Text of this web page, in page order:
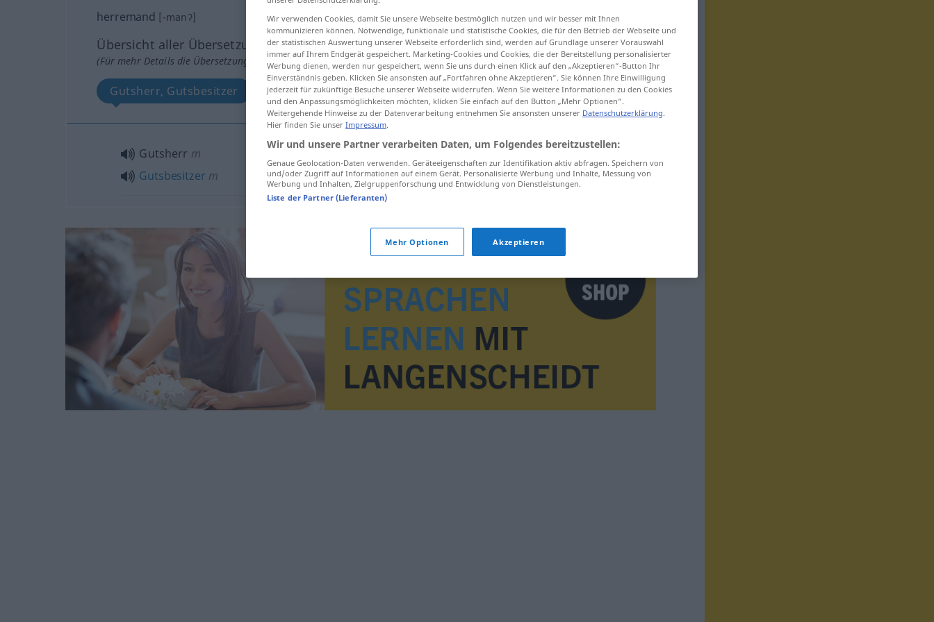
herremand [-manʔ]
Übersicht aller Übersetzungen
(Für mehr Details die Übersetzung anklicken/antippen)
Gutsherr, Gutsbesitzer
Gutsherr m
Gutsbesitzer m
herremand
Wir verwenden Cookies, damit Sie unsere Webseite bestmöglich nutzen und wir besser mit Ihnen
kommunizieren können. Notwendige, funktionale und statistische Cookies, die für den Betrieb der Webseite und
der statistischen Auswertung unserer Webseite erforderlich sind, werden auf Grundlage unserer Vorauswahl
immer auf Ihrem Endgerät gespeichert. Marketing-Cookies und Cookies, die der Bereitstellung personalisierter
Werbung dienen, werden nur gespeichert, wenn Sie uns durch einen Klick auf den „Akzeptieren“-Button Ihr
Einverständnis geben. Klicken Sie ansonsten auf „Fortfahren ohne Akzeptieren“. Sie können Ihre Einwilligung
jederzeit für zukünftige Besuche unserer Webseite widerrufen. Wenn Sie weitere Informationen zu den Cookies
und den Anpassungsmöglichkeiten möchten, klicken Sie einfach auf den Button „Mehr Optionen“.
Weitergehende Hinweise zu der Datenverarbeitung entnehmen Sie ansonsten unserer Datenschutzerklärung.
Hier finden Sie unser Impressum.
Wir und unsere Partner verarbeiten Daten, um Folgendes bereitzustellen:
Genaue Geolocation-Daten verwenden. Geräteeigenschaften zur Identifikation aktiv abfragen. Speichern von
und/oder Zugriff auf Informationen auf einem Gerät. Personalisierte Werbung und Inhalte, Messung von
Werbung und Inhalten, Zielgruppenforschung und Entwicklung von Dienstleistungen.
Liste der Partner (Lieferanten)
Mehr Optionen Akzeptieren